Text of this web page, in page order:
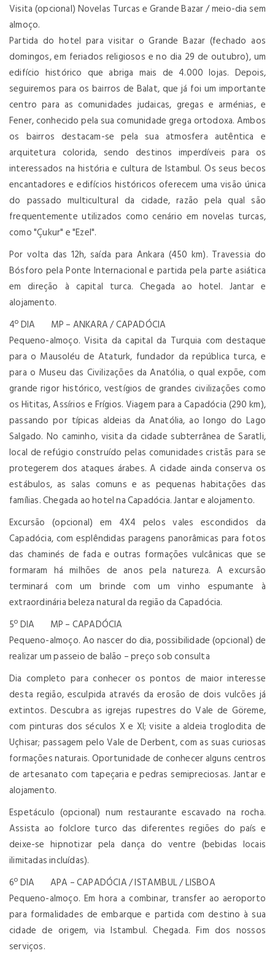
Visita (opcional) Novelas Turcas e Grande Bazar / meio-dia sem
almoço.
Partida do hotel para visitar o Grande Bazar (fechado aos
domingos, em feriados religiosos e no dia 29 de outubro), um
edifício histórico que abriga mais de 4.000 lojas. Depois,
seguiremos para os bairros de Balat, que já foi um importante
centro para as comunidades judaicas, gregas e arménias, e
Fener, conhecido pela sua comunidade grega ortodoxa. Ambos
os bairros destacam-se pela sua atmosfera autêntica e
arquitetura colorida, sendo destinos imperdíveis para os
interessados na história e cultura de Istambul. Os seus becos
encantadores e edifícios históricos oferecem uma visão única
do passado multicultural da cidade, razão pela qual são
frequentemente utilizados como cenário em novelas turcas,
como "Çukur" e "Ezel".
Por volta das 12h, saída para Ankara (450 km). Travessia do
Bósforo pela Ponte Internacional e partida pela parte asiática
em direção à capital turca. Chegada ao hotel. Jantar e
alojamento.
4º DIA MP – ANKARA / CAPADÓCIA
Pequeno-almoço. Visita da capital da Turquia com destaque
para o Mausoléu de Ataturk, fundador da república turca, e
para o Museu das Civilizações da Anatólia, o qual expõe, com
grande rigor histórico, vestígios de grandes civilizações como
os Hititas, Assírios e Frígios. Viagem para a Capadócia (290 km),
passando por típicas aldeias da Anatólia, ao longo do Lago
Salgado. No caminho, visita da cidade subterrânea de Saratli,
local de refúgio construído pelas comunidades cristãs para se
protegerem dos ataques árabes. A cidade ainda conserva os
estábulos, as salas comuns e as pequenas habitações das
famílias. Chegada ao hotel na Capadócia. Jantar e alojamento.
Excursão (opcional) em 4X4 pelos vales escondidos da
Capadócia, com esplêndidas paragens panorâmicas para fotos
das chaminés de fada e outras formações vulcânicas que se
formaram há milhões de anos pela natureza. A excursão
terminará com um brinde com um vinho espumante à
extraordinária beleza natural da região da Capadócia.
5º DIA MP – CAPADÓCIA
Pequeno-almoço. Ao nascer do dia, possibilidade (opcional) de
realizar um passeio de balão – preço sob consulta
Dia completo para conhecer os pontos de maior interesse
desta região, esculpida através da erosão de dois vulcões já
extintos. Descubra as igrejas rupestres do Vale de Göreme,
com pinturas dos séculos X e XI; visite a aldeia troglodita de
Uçhisar; passagem pelo Vale de Derbent, com as suas curiosas
formações naturais. Oportunidade de conhecer alguns centros
de artesanato com tapeçaria e pedras semipreciosas. Jantar e
alojamento.
Espetáculo (opcional) num restaurante escavado na rocha.
Assista ao folclore turco das diferentes regiões do país e
deixe-se hipnotizar pela dança do ventre (bebidas locais
ilimitadas incluídas).
6º DIA APA – CAPADÓCIA / ISTAMBUL / LISBOA
Pequeno-almoço. Em hora a combinar, transfer ao aeroporto
para formalidades de embarque e partida com destino à sua
cidade de origem, via Istambul. Chegada. Fim dos nossos
serviços.